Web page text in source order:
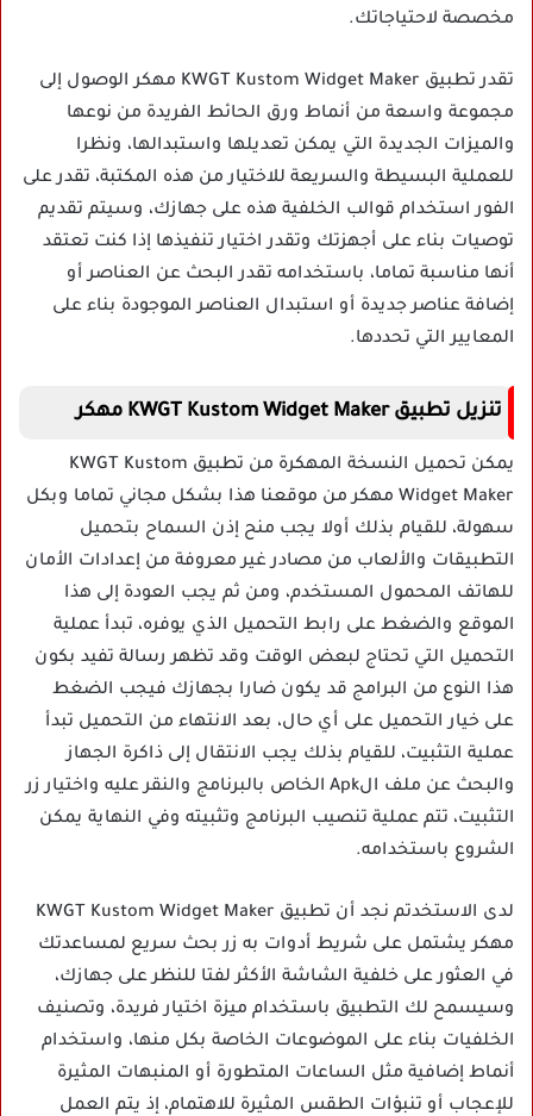
مخصصة لاحتياجاتك.
تقدر تطبيق KWGT Kustom Widget Maker مهكر الوصول إلى
مجموعة واسعة من أنماط ورق الحائط الفريدة من نوعها
والميزات الجديدة التي يمكن تعديلها واستبدالها، ونظرا
للعملية البسيطة والسريعة للاختيار من هذه المكتبة، تقدر على
الفور استخدام قوالب الخلفية هذه على جهازك، وسيتم تقديم
توصيات بناء على أجهزتك وتقدر اختيار تنفيذها إذا كنت تعتقد
أنها مناسبة تماما، باستخدامه تقدر البحث عن العناصر أو
إضافة عناصر جديدة أو استبدال العناصر الموجودة بناء على
المعايير التي تحددها.
تنزيل تطبيق KWGT Kustom Widget Maker مهكر
يمكن تحميل النسخة المهكرة من تطبيق KWGT Kustom
Widget Maker مهكر من موقعنا هذا بشكل مجاني تماما وبكل
سهولة، للقيام بذلك أولا يجب منح إذن السماح بتحميل
التطبيقات والألعاب من مصادر غير معروفة من إعدادات الأمان
للهاتف المحمول المستخدم، ومن ثم يجب العودة إلى هذا
الموقع والضغط على رابط التحميل الذي يوفره، تبدأ عملية
التحميل التي تحتاج لبعض الوقت وقد تظهر رسالة تفيد بكون
هذا النوع من البرامج قد يكون ضارا بجهازك فيجب الضغط
على خيار التحميل على أي حال، بعد الانتهاء من التحميل تبدأ
عملية التثبيت، للقيام بذلك يجب الانتقال إلى ذاكرة الجهاز
والبحث عن ملف الApk الخاص بالبرنامج والنقر عليه واختيار زر
التثبيت، تتم عملية تنصيب البرنامج وتثبيته وفي النهاية يمكن
الشروع باستخدامه.
لدى الاستخدتم نجد أن تطبيق KWGT Kustom Widget Maker
مهكر يشتمل على شريط أدوات به زر بحث سريع لمساعدتك
في العثور على خلفية الشاشة الأكثر لفتا للنظر على جهازك،
وسيسمح لك التطبيق باستخدام ميزة اختيار فريدة، وتصنيف
الخلفيات بناء على الموضوعات الخاصة بكل منها، واستخدام
أنماط إضافية مثل الساعات المتطورة أو المنبهات المثيرة
للإعجاب أو تنبؤات الطقس المثيرة للاهتمام، إذ يتم العمل